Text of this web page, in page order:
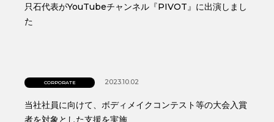
只石代表がYouTubeチャンネル『PIVOT』に出演しまし
た
CORPORATE 2023.10.02
当社社員に向けて、ボディメイクコンテスト等の大会入賞
者を対象とした支援を実施